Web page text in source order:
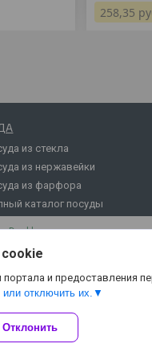
258,35
из стекла
из нержавейки
из фарфора
каталог посуды
Deal.by
cookies
и предоставления
отключить их.
Отклонить
на контент